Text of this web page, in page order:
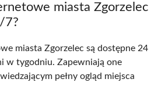
miasta Zgorzelec
7?
miasta Zgorzelec są dostępne 24
w tygodniu. Zapewniają one
pełny ogląd miejsca